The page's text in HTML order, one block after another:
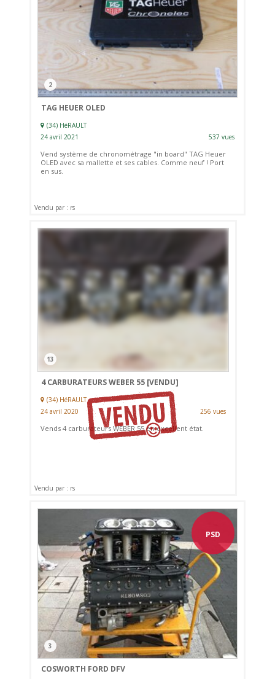
2
TAG HEUER OLED
(34) HéRAULT
24 avril 2021
537 vues
Vend système de chronométrage "in board" TAG Heuer
OLED avec sa mallette et ses cables. Comme neuf ! Port
en sus.
Vendu par : rs
13
4 CARBURATEURS WEBER 55 [VENDU]
(34) HéRAULT
24 avril 2020
256 vues
Vends 4 carburateurs WEBER 55 en excellent état.
Vendu par : rs
PSD
3
COSWORTH FORD DFV